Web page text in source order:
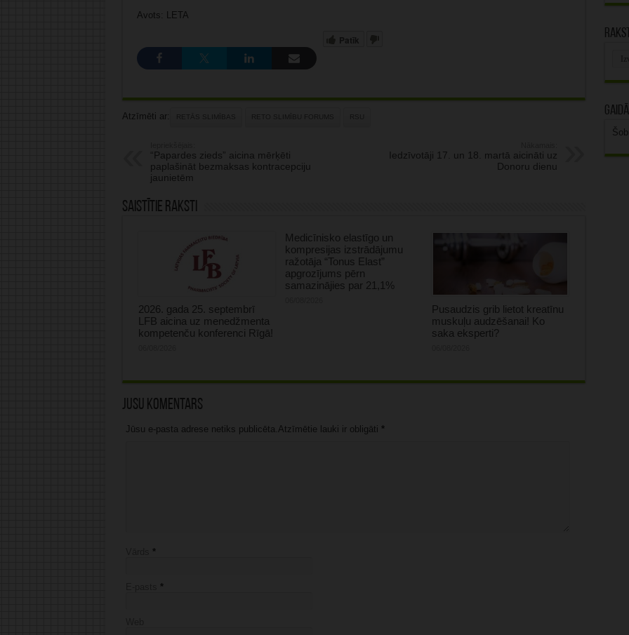
Avots: LETA
Patīk
Atzīmēti ar: RETĀS SLIMĪBAS RETO SLIMĪBU FORUMS RSU
“Papardes zieds” aicina mērķēti
paplašināt bezmaksas kontracepciju
jaunietēm
Iedzīvotāji 17. un 18. martā aicināti uz
Donoru dienu
Saistītie raksti
2026. gada 25. septembrī
LFB aicina uz menedžmenta
kompetenču konferenci Rīgā!
Medicīnisko elastīgo un
kompresijas izstrādājumu
ražotāja “Tonus Elast”
apgrozījums pērn
samazinājies par 21,1%
Pusaudzis grib lietot kreatīnu
muskuļu audzēšanai! Ko
saka eksperti?
Jūsu komentārs
Jūsu e-pasta adrese netiks publicēta.Atzīmētie lauki ir obligāti *
*
*